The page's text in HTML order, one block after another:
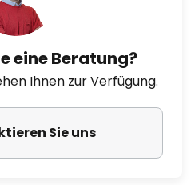
eine Beratung?
Ihnen zur Verfügung.
Sie uns